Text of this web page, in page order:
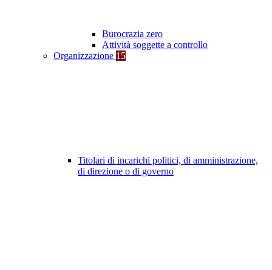
Burocrazia zero
Attività soggette a controllo
Organizzazione 15
Titolari di incarichi politici, di amministrazione,
di direzione o di governo